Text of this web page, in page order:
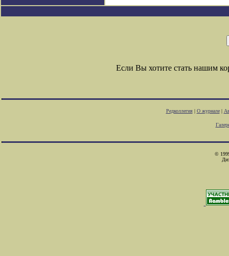
Если Вы хотите стать нашим
Редколлегия| О журнале|
©